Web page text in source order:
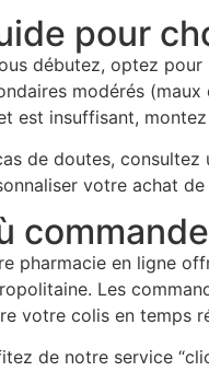
pour
débutez, optez
modérés
est insuffisant,
de doutes,
votre achat
pharmacie en ligne
Les
votre colis en temps
de notre service